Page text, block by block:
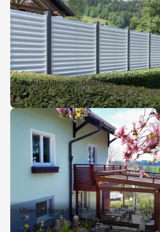
Zaun| Feldkirchen, Österreich
Überdachung| Grieskirchen, AT